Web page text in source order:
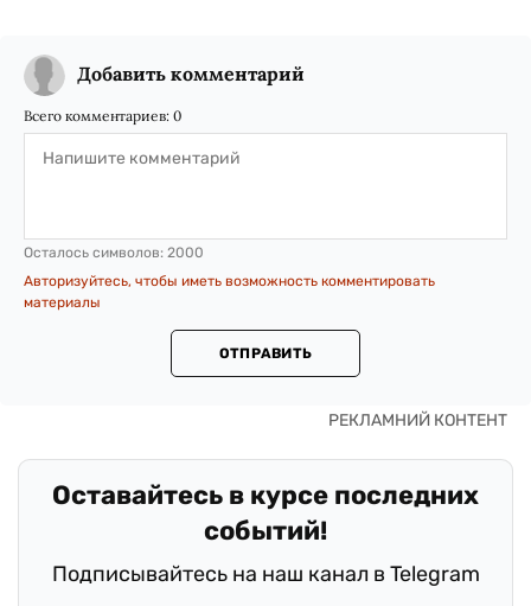
Добавить комментарий
Всего комментариев: 0
Осталось символов: 2000
Авторизуйтесь, чтобы иметь возможность комментировать
материалы
ОТПРАВИТЬ
Оставайтесь в курсе последних
событий!
Подписывайтесь на наш канал в Telegram